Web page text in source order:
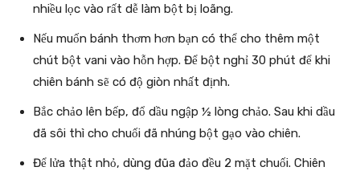
nhiều lọc vào rất dễ làm bột bị loãng.
Nếu muốn bánh thơm hơn bạn có thể cho thêm một
chút bột vani vào hỗn hợp. Để bột nghỉ 30 phút để khi
chiên bánh sẽ có độ giòn nhất định.
Bắc chảo lên bếp, đổ dầu ngập ½ lòng chảo. Sau khi dầu
đã sôi thì cho chuối đã nhúng bột gạo vào chiên.
Để lửa thật nhỏ, dùng đũa đảo đều 2 mặt chuối. Chiên